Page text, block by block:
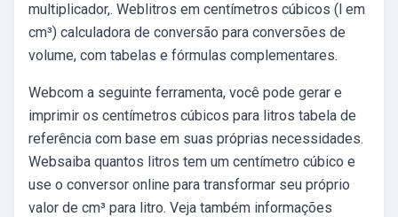
multiplicador,. Weblitros em centímetros cúbicos (l em
cm³) calculadora de conversão para conversões de
volume, com tabelas e fórmulas complementares.
Webcom a seguinte ferramenta, você pode gerar e
imprimir os centímetros cúbicos para litros tabela de
referência com base em suas próprias necessidades.
Websaiba quantos litros tem um centímetro cúbico e
use o conversor online para transformar seu próprio
valor de cm³ para litro. Veja também informações